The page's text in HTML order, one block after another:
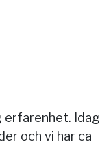
erfarenhet. Idag
och vi har ca